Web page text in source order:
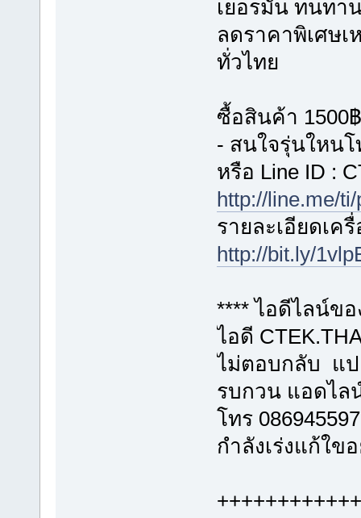
เยอรมัน ทนท
ลดราคาพิเศษเ
ทั่วไทย
ซื้อสินค้า 1500
- สนใจรุ่นใหนโ
หรือ Line ID :
http://line.me/
รายละเอียดเค
http://bit.ly/
**** ไอดีไลน์ข
ไอดี
ไม่ตอบกลับ แป
รบกวน แอดไล
โทร
กำลังเร่งแก้ใข